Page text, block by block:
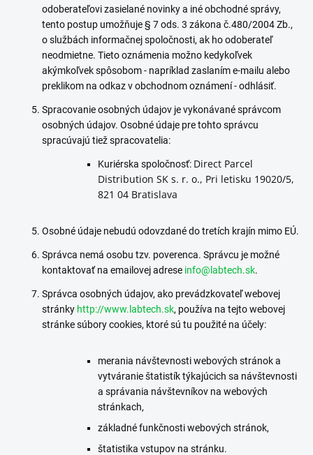
odoberateľovi zasielané novinky a iné obchodné správy,
tento postup umožňuje § 7 ods. 3 zákona č.480/2004 Zb.,
o službách informačnej spoločnosti, ak ho odoberateľ
neodmietne. Tieto oznámenia možno kedykoľvek
akýmkoľvek spôsobom - napríklad zaslaním e-mailu alebo
preklikom na odkaz v obchodnom oznámení - odhlásiť.
Spracovanie osobných údajov je vykonávané správcom
osobných údajov. Osobné údaje pre tohto správcu
spracúvajú tiež spracovatelia:
Kuriérska spoločnosť: Direct Parcel
Distribution SK s. r. o., Pri letisku 19020/5,
821 04 Bratislava
Osobné údaje nebudú odovzdané do tretích krajín mimo EÚ.
Správca nemá osobu tzv. poverenca. Správcu je možné
kontaktovať na emailovej adrese info@labtech.sk.
Správca osobných údajov, ako prevádzkovateľ webovej
stránky http://www.labtech.sk, používa na tejto webovej
stránke súbory cookies, ktoré sú tu použité na účely:
merania návštevnosti webových stránok a
vytváranie štatistík týkajúcich sa návštevnosti
a správania návštevníkov na webových
stránkach,
základné funkčnosti webových stránok,
štatistika vstupov na stránku.